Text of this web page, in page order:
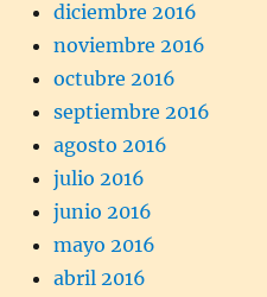
diciembre 2016
noviembre 2016
octubre 2016
septiembre 2016
agosto 2016
julio 2016
junio 2016
mayo 2016
abril 2016